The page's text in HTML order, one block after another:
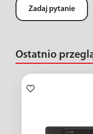
Zadaj pytanie
Ostatnio